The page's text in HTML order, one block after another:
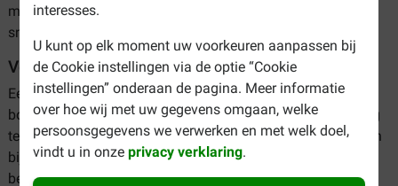
interesses.
U kunt op elk moment uw voorkeuren aanpassen bij
de Cookie instellingen via de optie “Cookie
instellingen” onderaan de pagina. Meer informatie
over hoe wij met uw gegevens omgaan, welke
persoonsgegevens we verwerken en met welk doel,
vindt u in onzeprivacy verklaring.
manier zijn om het vertrouwen van uw nieuwe maatje
sneller te winnen!
Voordelen speelgoed voor kittens
Een speeltje voor uw kitten is niet alleen leuk, maar is
bovendien ook een manier om uw kitten in zijn ontwikkeling
te ondersteunen. Kittenspeeltjes kunnen bijvoorbeeld helpen
bij het omgaan met stress, het trainen van het brein en het
bevorderen van het jachtinstinct. Daarnaast zorgen veel